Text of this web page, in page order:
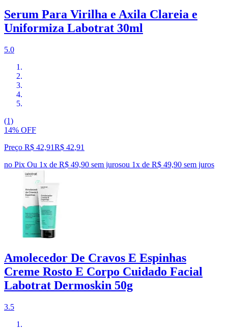
Serum Para Virilha e Axila Clareia e
Uniformiza Labotrat 30ml
5.0
(1)
14% OFF
Preço R$ 42,91R$ 42,91
no Pix Ou 1x de R$ 49,90 sem jurosou 1x de R$ 49,90 sem juros
Amolecedor De Cravos E Espinhas
Creme Rosto E Corpo Cuidado Facial
Labotrat Dermoskin 50g
3.5